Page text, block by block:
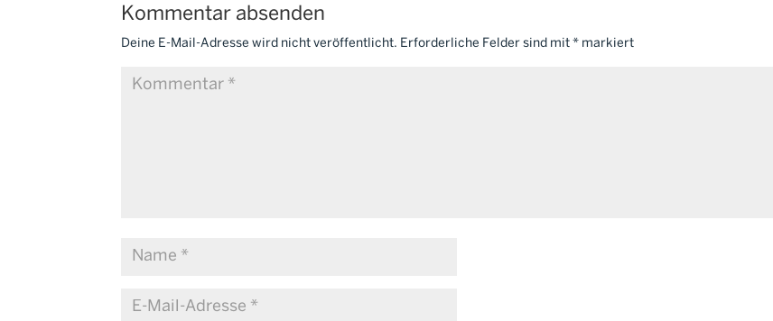
Kommentar absenden
Deine E-Mail-Adresse wird nicht veröffentlicht. Erforderliche Felder sind mit* markiert